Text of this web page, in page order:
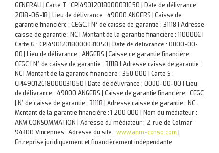
GENERALI | Carte T : CPI49012018000031050 | Date de délivrance :
2018-06-18 | Lieu de délivrance : 49000 ANGERS | Caisse de
garantie financière : CEGC. | N° de caisse de garantie : 31118 | Adresse
caisse de garantie : NC | Montant de la garantie financière : 110000€ |
Carte G : CPI49012018000031050 | Date de délivrance : 0000-00-
00 | Lieu de délivrance : ANGERS | Caisse de garantie financière :
CEGC | N° de caisse de garantie : 31118 | Adresse caisse de garantie :
NC | Montant de la garantie financière : 350 000 | Carte S :
CPI49012018000031050 | Date de délivrance : 0000-00-00 | Lieu
de délivrance : 49000 ANGERS | Caisse de garantie financière : CEGC
| N° de caisse de garantie : 31118 | Adresse caisse de garantie : NC |
Montant de la garantie financière : 1 200 000 | Nom du médiateur :
ANM CONSOMMATION | Adresse du médiateur : 2, rue de Colmar
94300 Vincennes | Adresse du site : www.anm-conso.com
Entreprise juridiquement et financièrement indépendante